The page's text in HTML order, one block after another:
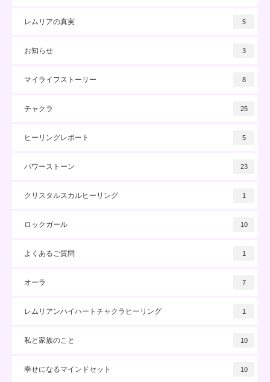
レムリアの真実 5
お知らせ 3
マイライフストーリー 8
チャクラ 25
ヒーリングレポート 5
パワーストーン 23
クリスタルスカルヒーリング 1
ロックガール 10
よくあるご質問 1
オーラ 7
レムリアンハイハートチャクラヒーリング 1
私と家族のこと 10
幸せになるマインドセット 10